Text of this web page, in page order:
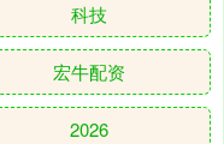
科技
宏牛配资
2026